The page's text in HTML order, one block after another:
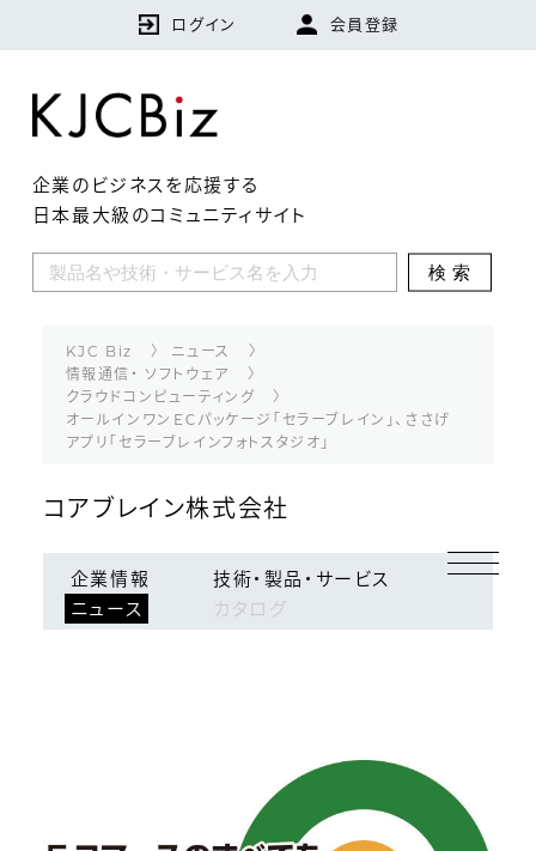
ログイン 会員登録
企業のビジネスを応援する
日本最大級のコミュニティサイト
検索
KJCBizとは
特集
企業
技術・製品・サービス
ログイン 会員登録
KJC Biz
ニュース
情報通信・ ソフトウェア
クラウドコンピューティング
オールインワンＥＣパッケージ「セラーブレイン」、ささげ
アプリ「セラーブレインフォトスタジオ」
コアブレイン株式会社
企業情報
技術・製品・サービス
ニュース
カタログ